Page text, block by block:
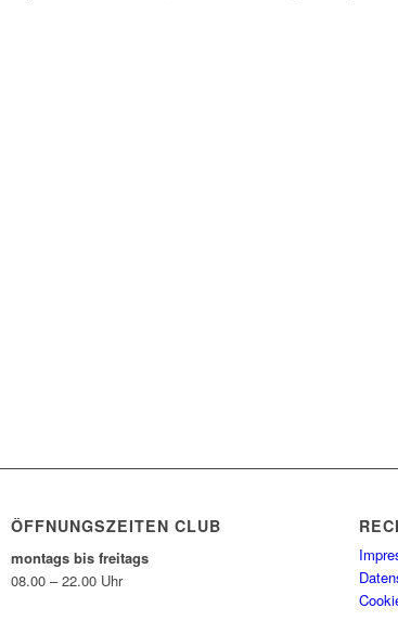
ÖFFNUNGSZEITEN CLUB
montags bis freitags
08.00 – 22.00 Uhr